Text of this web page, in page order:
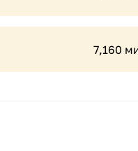
7,160